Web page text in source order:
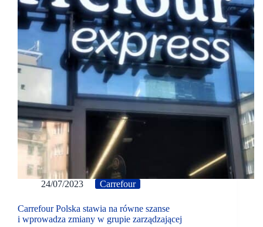
24/07/2023 Carrefour
Carrefour Polska stawia na równe szanse
i wprowadza zmiany w grupie zarządzającej